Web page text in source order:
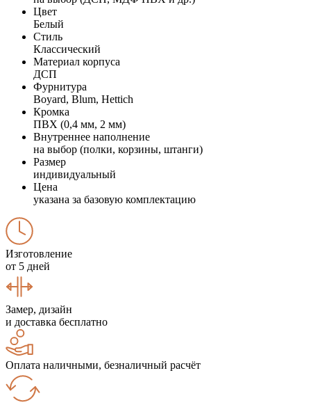
Цвет
Белый
Стиль
Классический
Материал корпуса
ДСП
Фурнитура
Boyard, Blum, Hettich
Кромка
ПВХ (0,4 мм, 2 мм)
Внутреннее наполнение
на выбор (полки, корзины, штанги)
Размер
индивидуальный
Цена
указана за базовую комплектацию
Изготовление
от 5 дней
Замер, дизайн
и доставка бесплатно
Оплата наличными, безналичный расчёт